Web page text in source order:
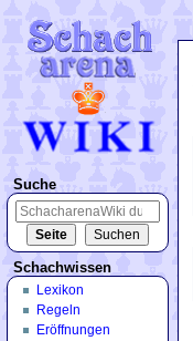
Suche
Schachwissen
Lexikon
Regeln
Eröffnungen